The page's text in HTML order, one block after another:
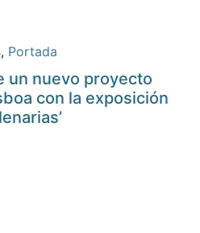
, Portada
un nuevo proyecto
con la exposición